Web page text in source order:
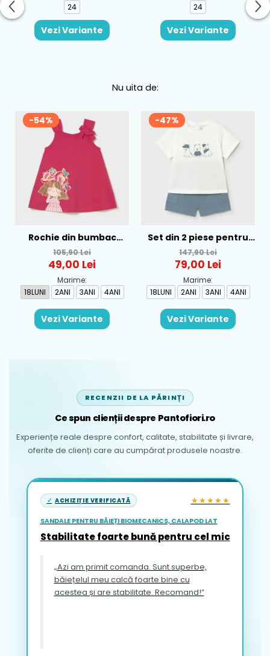
24
Vezi Variante
24
Vezi Variante
Nu uita de:
-54%
Rochie din bumbac
pentru fete Mayoral,
Rosu - 1930-069
105,90 Lei
49,00 Lei
Marime:
18LUNI
2ANI 3ANI 4ANI
Vezi Variante
-47%
Set din 2 piese pentru
baieti Mayoral, Alb-
Albastru - 1665-31
147,90 Lei
79,00 Lei
Marime:
18LUNI
2ANI 3ANI 4ANI
Vezi Variante
RECENZII DE LA PĂRINȚI
Ce spun clienții despre Pantofiori.ro
Experiențe reale despre confort, calitate, stabilitate și livrare,
oferite de clienți care au cumpărat produsele noastre.
ACHIZIȚIE VERIFICATĂ ★★★★★
SANDALE PENTRU BĂIEȚI BIOMECANICS, CALAPOD LAT
Stabilitate foarte bună pentru cel mic
„Azi am primit comanda. Sunt superbe,
băiețelul meu calcă foarte bine cu
acestea și are stabilitate. Recomand!”